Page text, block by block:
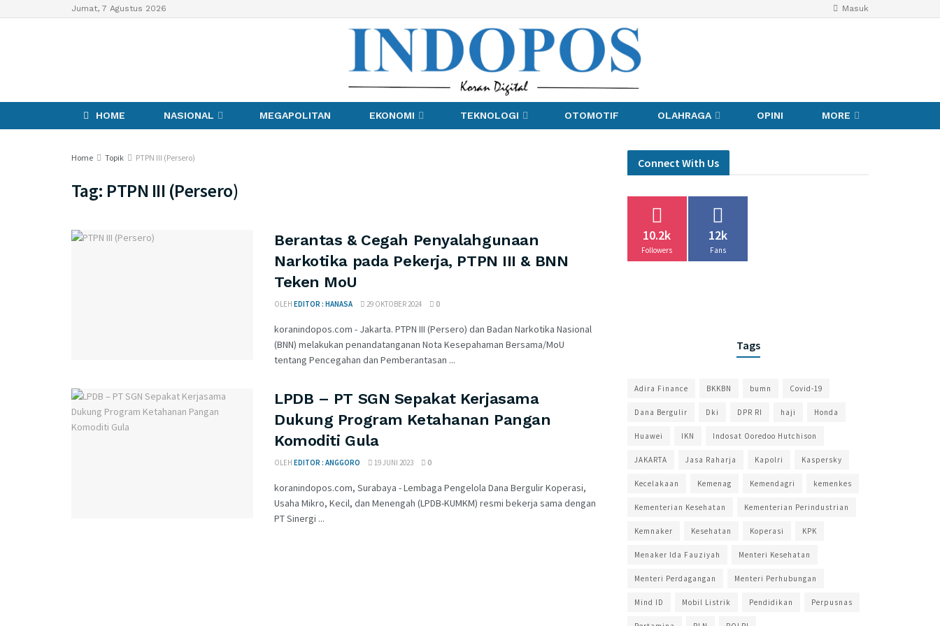
Jumat, 7 Agustus 2026 Masuk
HOME NASIONAL MEGAPOLITAN EKONOMI TEKNOLOGI OTOMOTIF OLAHRAGA OPINI MORE
Home Topik PTPN III (Persero)
Tag: PTPN III (Persero)
Berantas & Cegah Penyalahgunaan
Narkotika pada Pekerja, PTPN III & BNN
Teken MoU
OLEH EDITOR : HANASA 29 OKTOBER 2024 0
koranindopos.com - Jakarta. PTPN III (Persero) dan Badan Narkotika Nasional
(BNN) melakukan penandatanganan Nota Kesepahaman Bersama/MoU
tentang Pencegahan dan Pemberantasan ...
LPDB – PT SGN Sepakat Kerjasama
Dukung Program Ketahanan Pangan
Komoditi Gula
OLEH EDITOR : ANGGORO 19 JUNI 2023 0
koranindopos.com, Surabaya - Lembaga Pengelola Dana Bergulir Koperasi,
Usaha Mikro, Kecil, dan Menengah (LPDB-KUMKM) resmi bekerja sama dengan
PT Sinergi ...
Connect With Us
10.2k
Followers
12k
Fans
Tags
Adira Finance BKKBN bumn Covid-19
Dana Bergulir Dki DPR RI haji Honda
Huawei IKN Indosat Ooredoo Hutchison
JAKARTA Jasa Raharja Kapolri Kaspersky
Kecelakaan Kemenag Kemendagri kemenkes
Kementerian Kesehatan Kementerian Perindustrian
Kemnaker Kesehatan Koperasi KPK
Menaker Ida Fauziyah Menteri Kesehatan
Menteri Perdagangan Menteri Perhubungan
Mind ID Mobil Listrik Pendidikan Perpusnas